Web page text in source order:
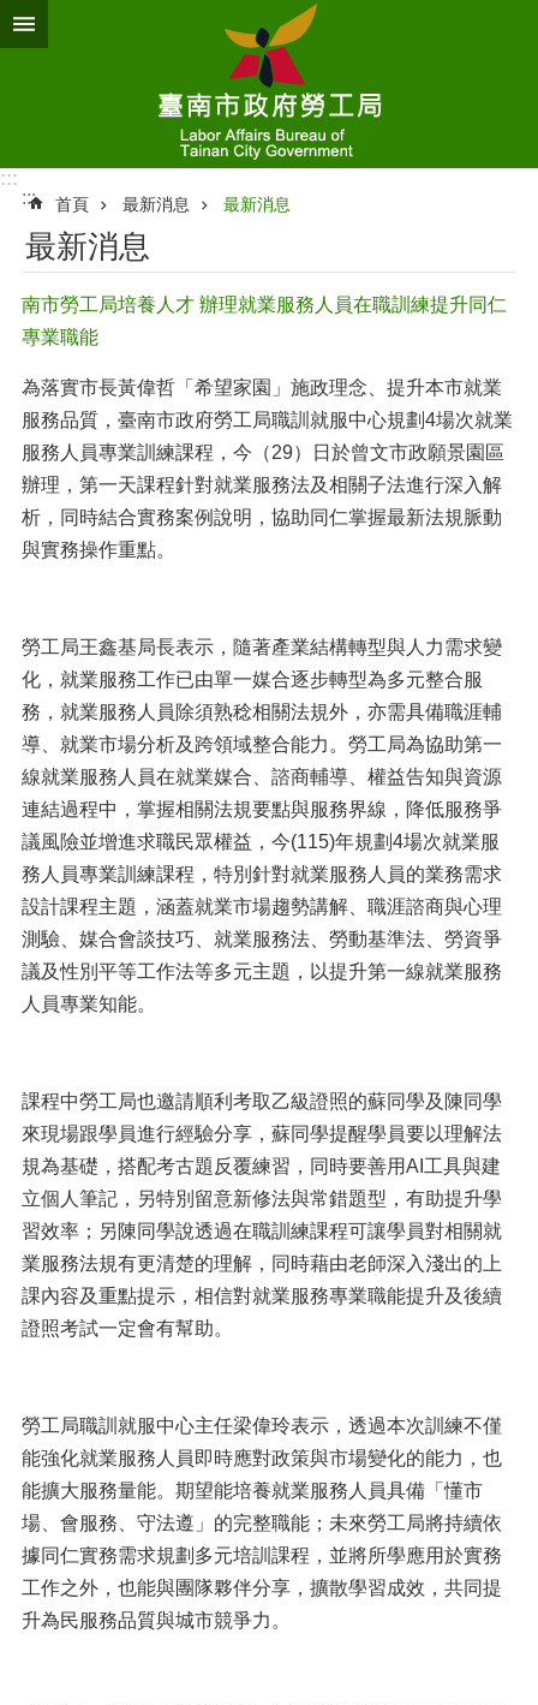
跳到主要內容區塊
:::
:::
首頁 最新消息 最新消息
最新消息
南市勞工局培養人才 辦理就業服務人員在職訓練提升同仁
專業職能
為落實市長黃偉哲「希望家園」施政理念、提升本市就業
服務品質，臺南市政府勞工局職訓就服中心規劃4場次就業
服務人員專業訓練課程，今（29）日於曾文市政願景園區
辦理，第一天課程針對就業服務法及相關子法進行深入解
析，同時結合實務案例說明，協助同仁掌握最新法規脈動
與實務操作重點。
勞工局王鑫基局長表示，隨著產業結構轉型與人力需求變
化，就業服務工作已由單一媒合逐步轉型為多元整合服
務，就業服務人員除須熟稔相關法規外，亦需具備職涯輔
導、就業市場分析及跨領域整合能力。勞工局為協助第一
線就業服務人員在就業媒合、諮商輔導、權益告知與資源
連結過程中，掌握相關法規要點與服務界線，降低服務爭
議風險並增進求職民眾權益，今(115)年規劃4場次就業服
務人員專業訓練課程，特別針對就業服務人員的業務需求
設計課程主題，涵蓋就業市場趨勢講解、職涯諮商與心理
測驗、媒合會談技巧、就業服務法、勞動基準法、勞資爭
議及性別平等工作法等多元主題，以提升第一線就業服務
人員專業知能。
課程中勞工局也邀請順利考取乙級證照的蘇同學及陳同學
來現場跟學員進行經驗分享，蘇同學提醒學員要以理解法
規為基礎，搭配考古題反覆練習，同時要善用AI工具與建
立個人筆記，另特別留意新修法與常錯題型，有助提升學
習效率；另陳同學說透過在職訓練課程可讓學員對相關就
業服務法規有更清楚的理解，同時藉由老師深入淺出的上
課內容及重點提示，相信對就業服務專業職能提升及後續
證照考試一定會有幫助。
勞工局職訓就服中心主任梁偉玲表示，透過本次訓練不僅
能強化就業服務人員即時應對政策與市場變化的能力，也
能擴大服務量能。期望能培養就業服務人員具備「懂市
場、會服務、守法遵」的完整職能；未來勞工局將持續依
據同仁實務需求規劃多元培訓課程，並將所學應用於實務
工作之外，也能與團隊夥伴分享，擴散學習成效，共同提
升為民服務品質與城市競爭力。